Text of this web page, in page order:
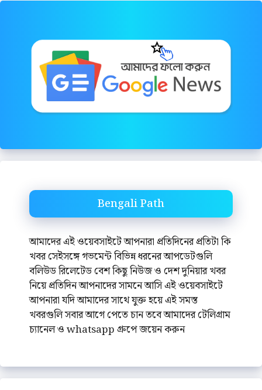
Bengali Path
আমাদের এই ওয়েবসাইটে আপনারা প্রতিদিনের প্রতিটা কি
খবর সেইসঙ্গে গভমেন্ট বিভিন্ন ধরনের আপডেটগুলি
বলিউড রিলেটেড বেশ কিছু নিউজ ও দেশ দুনিয়ার খবর
নিয়ে প্রতিদিন আপনাদের সামনে আসি এই ওয়েবসাইটে
আপনারা যদি আমাদের সাথে যুক্ত হয়ে এই সমস্ত
খবরগুলি সবার আগে পেতে চান তবে আমাদের টেলিগ্রাম
চ্যানেল ও whatsapp গ্রুপে জয়েন করুন